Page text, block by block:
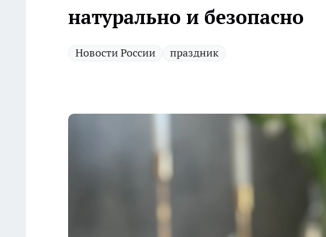
натурально и безопасно
Новости России праздник